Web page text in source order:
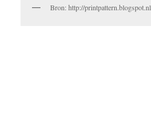
Bron: http://printpattern.blogspot.nl